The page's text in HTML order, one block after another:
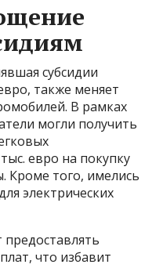
субсидии
также меняет
В рамках
могли получить
евро на покупку
Кроме того, имелись
электрических
предоставлять
что избавит